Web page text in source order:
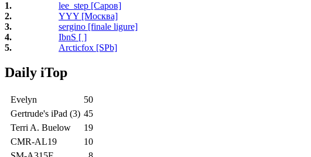
1. lee_step [Саров]
2.
YYY [Москва]
3.
sergino [finale ligure]
4.
IbnS [ ]
5.
Arcticfox [SPb]
Daily iTop
Evelyn
50
Gertrude's iPad (3) 45
Terri A. Buelow
19
CMR-AL19
10